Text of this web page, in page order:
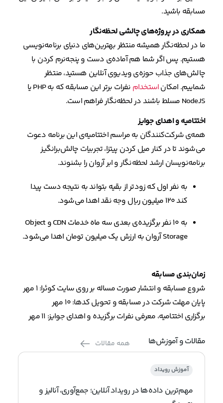
مسابقه باشید.
همکاری در پروژه‌های چالشی لحظه‌نگار
ما در لحظه‌نگار همیشه منتظر بهترین‌های دنیای برنامه‌نویسی
هستیم. پس اگر شما هم آماده‌ی دست و پنجه‌نرم کردن با
چالش‌های جذاب حوزه‌ی ویدیوی آنلاین هستید، منتظر
شماییم. امکاناستخدام
نفرات برتر این مسابقه که به PHP یا
NodeJS مسلط باشند در لحظه‌نگار فراهم است.
اختتامیه و اهدای جوایز
همه‌ی شرکت‌کنندگان به مراسم اختتامیه‌ی این برنامه دعوت
می‌شوند تا در کنار میل کردن پیتزا، تجربیات چالش‌برانگیز
برنامه‌نویسان ارشد لحظه‌نگار و ابر آروان را بشنوند.
به نفر اول که زودتر از بقیه بتواند به نتیجه دست پیدا
کند ۱۲۰ میلیون ریال وجه نقد اهدا می‌شود.
به ۱۰ نفر برگزیده‌ی بعدی سه ماه خدمات CDN و Object
Storage آروان به ارزش یک میلیون تومان اهدا می‌شود.
زمان‌بندی مسابقه
شروع مسابقه و انتشار صورت مساله بر روی سایت کوئرا: ۱ مهر
پایان مهلت شرکت در مسابقه و تحویل کدها: ۱۰ مهر
برگزاری اختتامیه، معرفی نفرات برگزیده و اهدای جوایز: ۱۱ مهر
مقالات و آموزش‌ها
همه مقالات
آموزش رویداد
مهم‌ترین داده‌ها در رویداد آنلاین؛ جمع‌آوری، آنالیز و